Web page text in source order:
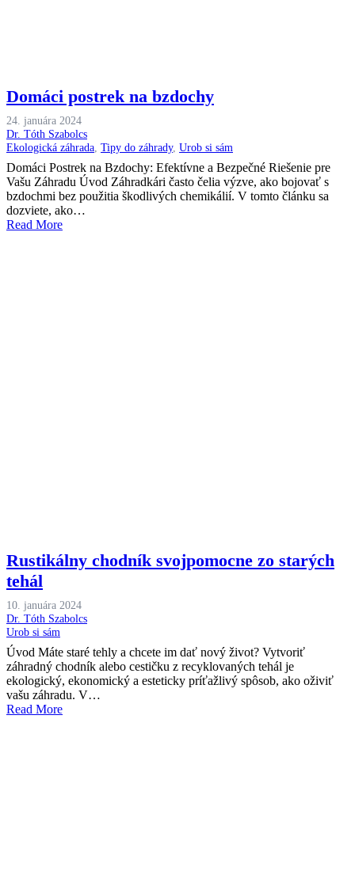
Domáci postrek na bzdochy
24. januára 2024
Dr. Tóth Szabolcs
Ekologická záhrada Tipy do záhrady, Urob si sám
Domáci Postrek na Bzdochy: Efektívne a Bezpečné Riešenie pre
Vašu Záhradu Úvod Záhradkári často čelia výzve, ako bojovať s
bzdochmi bez použitia škodlivých chemikálií. V tomto článku sa
dozviete, ako…
Read More
Rustikálny chodník svojpomocne zo starých
tehál
10. januára 2024
Dr. Tóth Szabolcs
Urob si sám
Úvod Máte staré tehly a chcete im dať nový život? Vytvoriť
záhradný chodník alebo cestičku z recyklovaných tehál je
ekologický, ekonomický a esteticky príťažlivý spôsob, ako oživiť
vašu záhradu. V…
Read More